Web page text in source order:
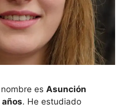
es Asunción
. He estudiado